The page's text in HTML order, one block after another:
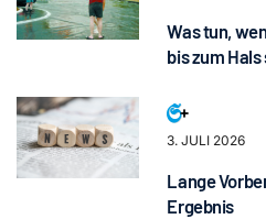
Was tun,
bis zum Hals
3. JULI 2026
Lange
Ergebnis